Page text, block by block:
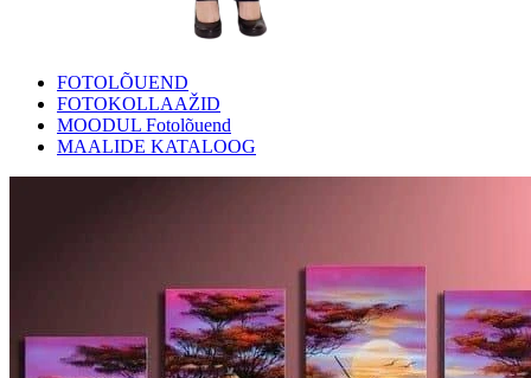
FOTOLÕUEND
FOTOKOLLAAŽID
MOODUL Fotolõuend
MAALIDE KATALOOG